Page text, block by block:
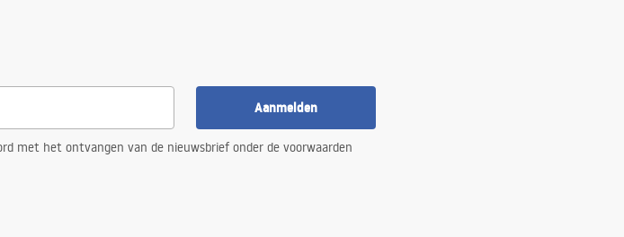
Aanmelden
met het ontvangen van de nieuwsbrief onder de voorwaarden